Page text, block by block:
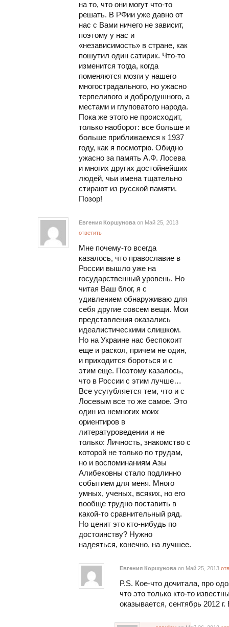
на то, что они могут что-то
решать. В РФии уже давно от
нас с Вами ничего не зависит,
поэтому у нас и
«независимость» в стране, как
пошутил один сатирик. Что-то
изменится тогда, когда
поменяются мозги у нашего
многострадального, но ужасно
терпеливого и добродушного, а
местами и глуповатого народа.
Пока же этого не происходит,
только наоборот: все больше и
больше приближаемся к 1937
году, как я посмотрю. Обидно
ужасно за память А.Ф. Лосева
и многих других достойнейших
людей, чьи имена тщательно
стирают из русской памяти.
Позор!
Евгения Коршунова on Май 25, 2013
ответить
Мне почему-то всегда
казалось, что православие в
России вышло уже на
государственный уровень. Но
читая Ваш блог, я с
удивлением обнаруживаю для
себя другие совсем вещи. Мои
представления оказались
идеалистическими слишком.
Но на Украине нас беспокоит
еще и раскол, причем не один,
и приходится бороться и с
этим еще. Поэтому казалось,
что в России с этим лучше…
Все усугубляется тем, что и с
Лосевым все то же самое. Это
один из немногих моих
ориентиров в
литературоведении и не
только: Личность, знакомство с
которой не только по трудам,
но и воспоминаниям Азы
Алибековны стало подлинно
событием для меня. Много
умных, ученых, всяких, но его
вообще трудно поставить в
какой-то сравнительный ряд.
Но ценит это кто-нибудь по
достоинству? Нужно
надеяться, конечно, на лучшее.
Евгения Коршунова on Май 25, 2013
P.S. Кое-что дочитала, про
что это только кто-то
оказывается, сентябрь 2012